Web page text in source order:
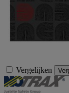
Vergelijken